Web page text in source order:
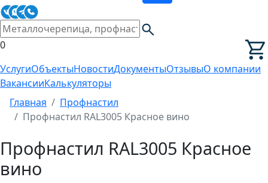
0
УслугиОбъектыНовостиДокументыОтзывыО компании
ВакансииКалькуляторы
Главная
Профнастил
Профнастил RAL3005 Красное вино
Профнастил RAL3005 Красное
вино